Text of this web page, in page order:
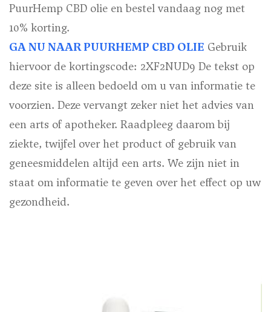
PuurHemp CBD olie en bestel vandaag nog met
10% korting.
GA NU NAAR PUURHEMP CBD OLIE Gebruik
hiervoor de kortingscode: 2XF2NUD9 De tekst op
deze site is alleen bedoeld om u van informatie te
voorzien. Deze vervangt zeker niet het advies van
een arts of apotheker. Raadpleeg daarom bij
ziekte, twijfel over het product of gebruik van
geneesmiddelen altijd een arts. We zijn niet in
staat om informatie te geven over het effect op uw
gezondheid.